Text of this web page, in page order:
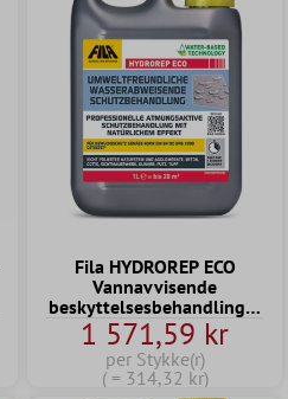
Fila HYDROREP ECO
Vannavvisende
beskyttelsesbehandling 5
liter
1 571,59 kr
per Stykke(r)
( = 314,32 kr)